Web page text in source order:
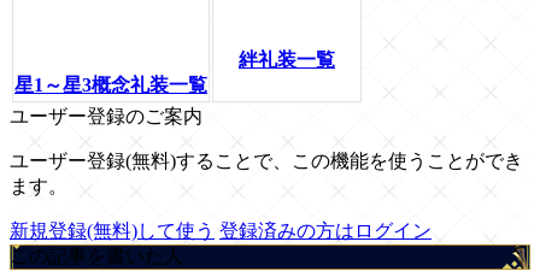
星1～星3概念礼装一覧
絆礼装一覧
ユーザー登録のご案内
ユーザー登録(無料)することで、この機能を使うことができ
ます。
新規登録(無料)して使う 登録済みの方はログイン
この記事を書いた人